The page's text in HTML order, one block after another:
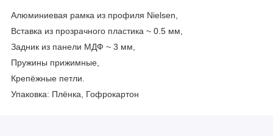
Алюминиевая рамка из профиля Nielsen,
Вставка из прозрачного пластика ~ 0.5 мм,
Задник из панели МДФ ~ 3 мм,
Пружины прижимные,
Крепёжные петли.
Упаковка: Плёнка, Гофрокартон